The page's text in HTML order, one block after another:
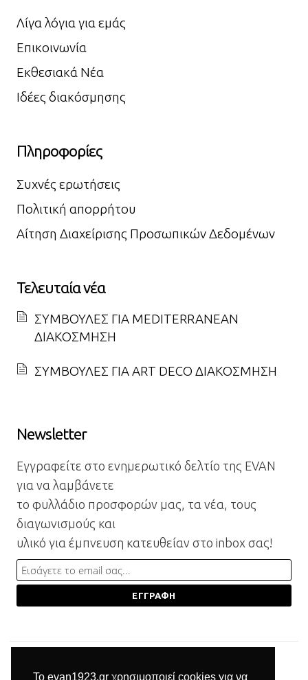
Το evan1923.gr χρησιμοποιεί cookies για να
Λίγα λόγια για εμάς
Επικοινωνία
Εκθεσιακά Νέα
Ιδέες διακόσμησης
Πληροφορίες
Συχνές ερωτήσεις
Πολιτική απορρήτου
Αίτηση Διαχείρισης Προσωπικών Δεδομένων
Τελευταία νέα
ΣΥΜΒΟΥΛΕΣ ΓΙΑ MEDITERRANEAN
ΔΙΑΚΟΣΜΗΣΗ
ΣΥΜΒΟΥΛΕΣ ΓΙΑ ART DECO ΔΙΑΚΟΣΜΗΣΗ
Newsletter
Εγγραφείτε στο ενημερωτικό δελτίο της EVAN
για να λαμβάνετε
το φυλλάδιο προσφορών μας, τα νέα, τους
διαγωνισμούς και
υλικό για έμπνευση κατευθείαν στο inbox σας!